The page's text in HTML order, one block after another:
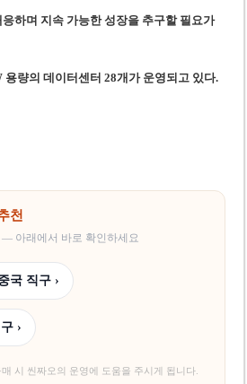
하며 지속 가능한 성장을 추구할 필요가
량의 데이터센터 28개가 운영되고 있다.
천
아래에서 바로 확인하세요
국 직구 ›
›
시 씬짜오의 운영에 도움을 주시게 됩니다.